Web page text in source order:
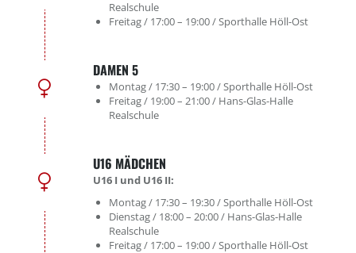
Realschule
Freitag / 17:00 – 19:00 / Sporthalle Höll-Ost
DAMEN 5
Montag / 17:30 – 19:00 / Sporthalle Höll-Ost
Freitag / 19:00 – 21:00 / Hans-Glas-Halle
Realschule
U16 MÄDCHEN
U16 I und U16 II:
Montag / 17:30 – 19:30 / Sporthalle Höll-Ost
Dienstag / 18:00 – 20:00 / Hans-Glas-Halle
Realschule
Freitag / 17:00 – 19:00 / Sporthalle Höll-Ost